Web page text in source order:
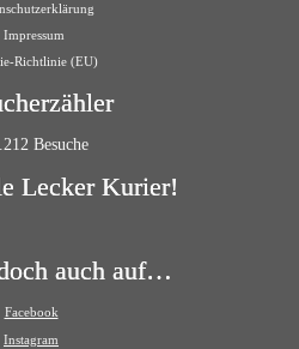
Impressum
Richtlinie (EU)
Besuche
Lecker Kurier!
auch auf…
Facebook
Instagram